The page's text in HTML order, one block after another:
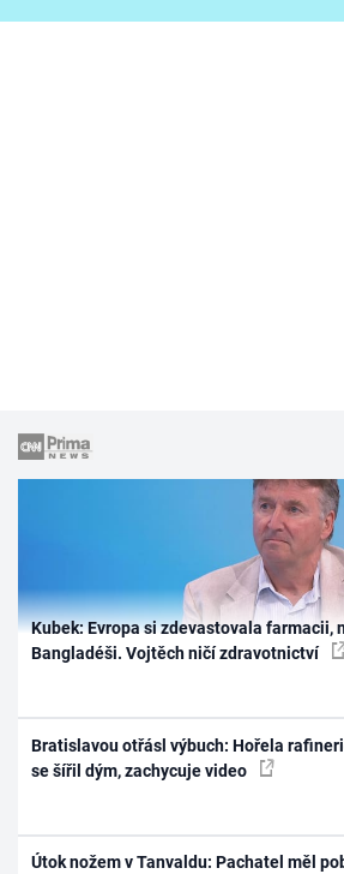
Kubek: Evropa si zdevastovala farmacii,
Bangladéši. Vojtěch ničí zdravotnictví
Bratislavou otřásl výbuch: Hořela
se šířil dým, zachycuje video
Útok nožem v Tanvaldu: Pachatel měl